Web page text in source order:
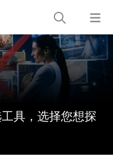
具，选择您想探